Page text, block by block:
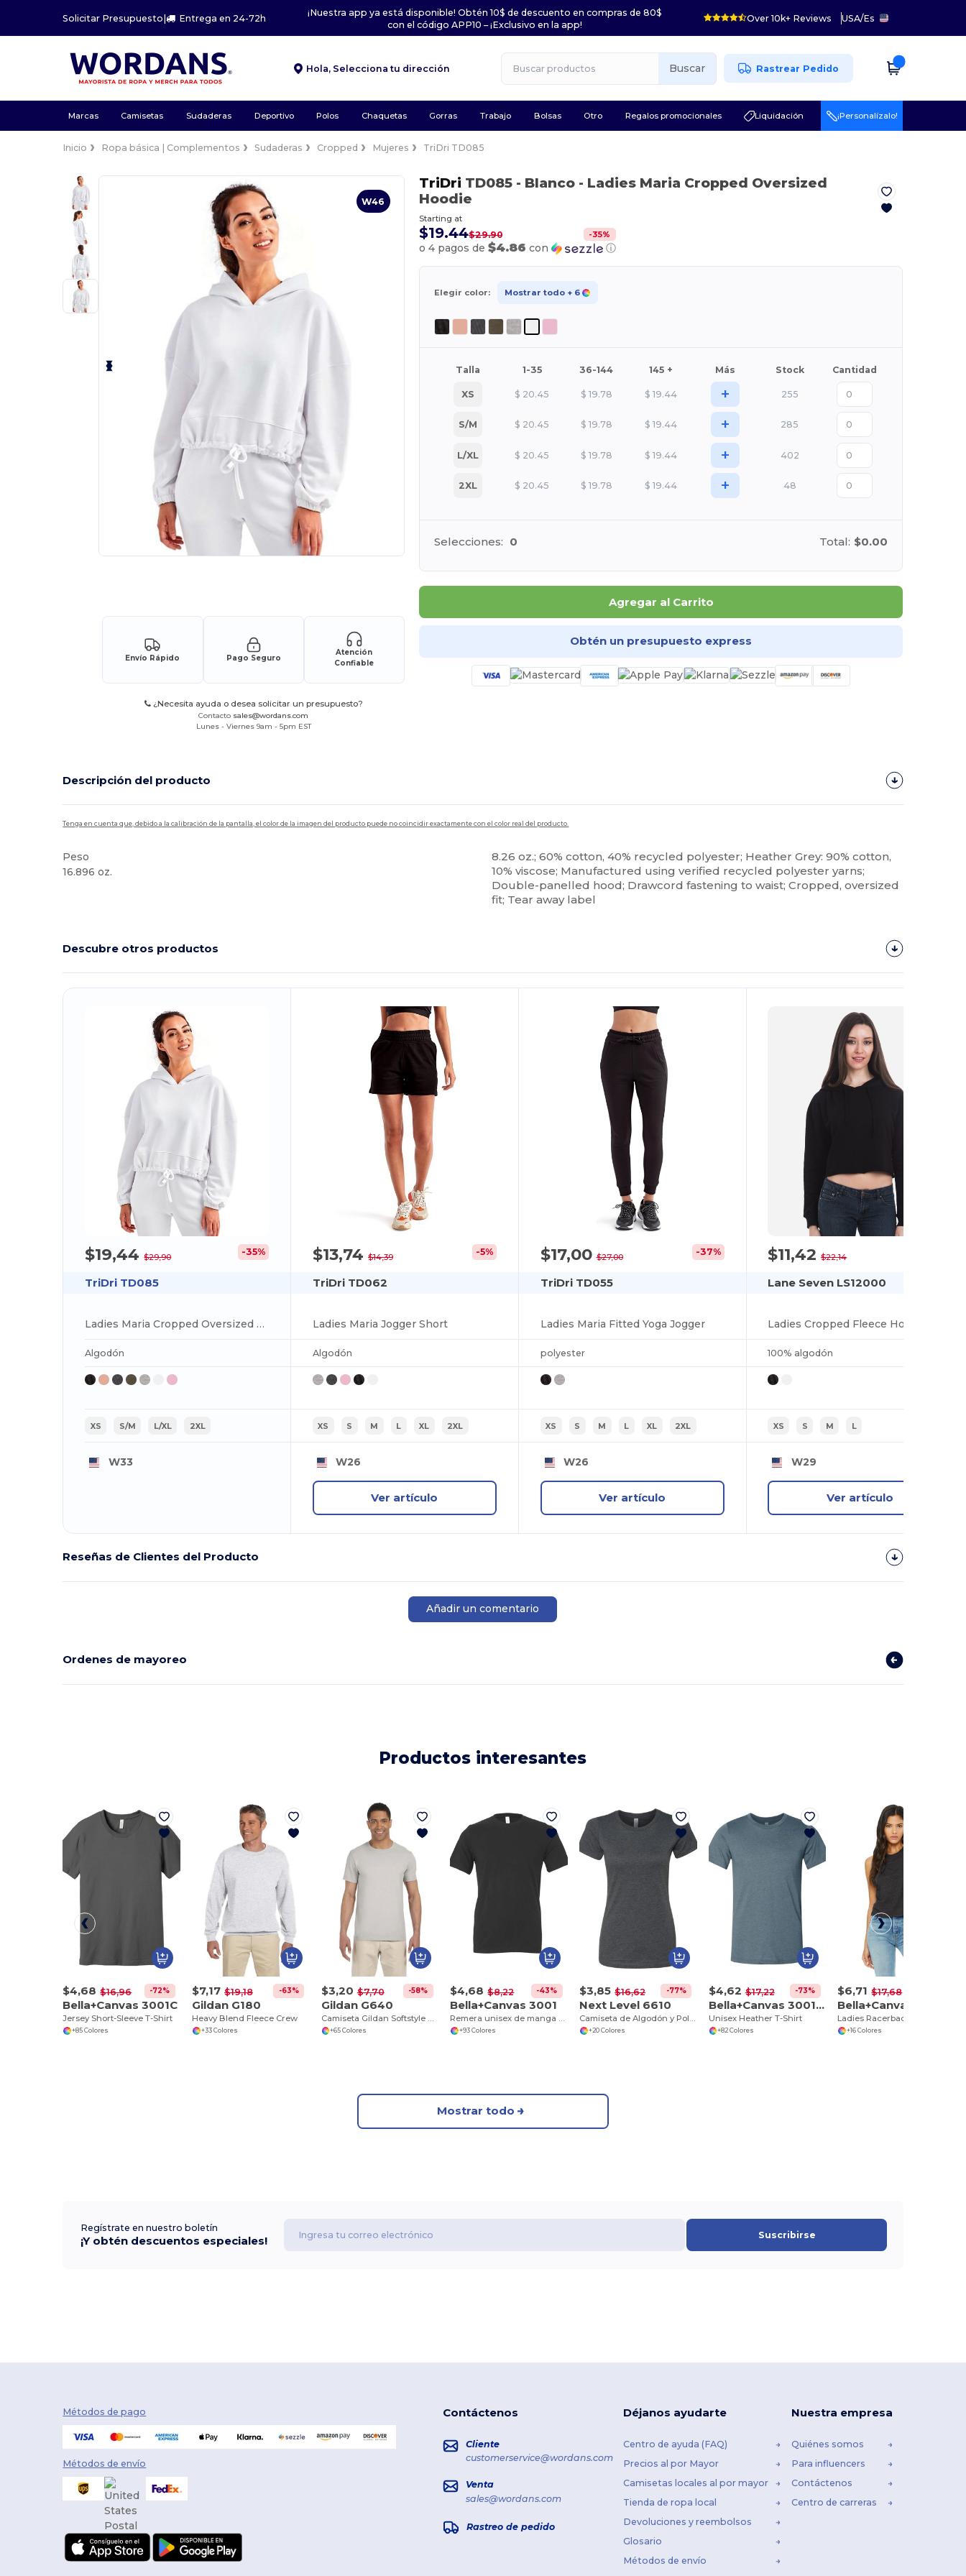
Solicitar Presupuesto| Entrega en 24-72h
¡Nuestra app ya está disponible! Obtén 10$ de descuento en compras de 80$
con el código APP10 – ¡Exclusivo en la app!
Over 10k+ Reviews USA/Es
Hola, Selecciona tu dirección Buscar Rastrear Pedido
Marcas Camisetas Sudaderas Deportivo Polos Chaquetas Gorras Trabajo Bolsas Otro Regalos promocionales Liquidación ¡Personalízalo!
Inicio Ropa básica | Complementos Sudaderas Cropped Mujeres TriDri TD085
W46
Envío Rápido Pago Seguro
Atención
Confiable
¿Necesita ayuda o desea solicitar un presupuesto?
Contacto sales@wordans.com
Lunes - Viernes 9am - 5pm EST
TriDri TD085 - Blanco- Ladies Maria Cropped Oversized
Hoodie
Starting at
$19.44$29.90 -35%
o 4 pagos de $4.86 con ⓘ
Elegir color: Mostrar todo + 6
Talla 1-35 36-144 145 + Más Stock Cantidad
XS $ 20.45 $ 19.78 $ 19.44 + 255
S/M $ 20.45 $ 19.78 $ 19.44 + 285
L/XL $ 20.45 $ 19.78 $ 19.44 + 402
2XL $ 20.45 $ 19.78 $ 19.44 + 48
Selecciones: 0 Total: $0.00
Agregar al Carrito
Obtén un presupuesto express
Descripción del producto
Tenga en cuenta que, debido a la calibración de la pantalla, el color de la imagen del producto puede no coincidir exactamente con el color real del producto.
Peso
16.896 oz.
8.26 oz.; 60% cotton, 40% recycled polyester; Heather Grey: 90% cotton,
10% viscose; Manufactured using verified recycled polyester yarns;
Double-panelled hood; Drawcord fastening to waist; Cropped, oversized
fit; Tear away label
Descubre otros productos
$19,44$29,90 -35%
TriDri TD085
Ladies Maria Cropped Oversized Hoodie
Algodón
XS S/M L/XL 2XL
W33
$13,74 $14,39 -5%
TriDri TD062
Ladies Maria Jogger Short
Algodón
XS S M L XL 2XL
W26
Ver artículo
$17,00$27,00 -37%
TriDri TD055
Ladies Maria Fitted Yoga Jogger
polyester
XS S M L XL 2XL
W26
Ver artículo
$11,42$22,14
Lane Seven LS12000
Ladies Cropped Fleece Hoodie
100% algodón
XS S M L
W29
Ver artículo
Reseñas de Clientes del Producto
Añadir un comentario
Ordenes de mayoreo
Productos interesantes
$4,68 $16,96 -72%
Bella+Canvas 3001C
Jersey Short-Sleeve T-Shirt
+85 Colores
$7,17 $19,18 -63%
Gildan G180
Heavy Blend Fleece Crew
+33 Colores
$3,20 $7,70 -58%
Gildan G640
Camiseta Gildan Softstyle de Algodón Suave
+65 Colores
$4,68 $8,22 -43%
Bella+Canvas 3001
Remera unisex de manga corta Jersey
+93 Colores
$3,85 $16,62 -77%
Next Level 6610
Camiseta de Algodón y Poliéster Premium
+20 Colores
$4,62 $17,22 -73%
Bella+Canvas 3001CVC
Unisex Heather T-Shirt
+82 Colores
$6,71 $17,68
Bella+Canvas 6682
+16 Colores
Mostrar todo
Regístrate en nuestro boletín
¡Y obtén descuentos especiales! Suscribirse
Métodos de pago
Métodos de envío
Contáctenos
Cliente
customerservice@wordans.com
Venta
sales@wordans.com
Rastreo de pedido
Déjanos ayudarte
Centro de ayuda (FAQ)
Precios al por Mayor
Camisetas locales al por mayor
Tienda de ropa local
Devoluciones y reembolsos
Glosario
Métodos de envío
Nuestra empresa
Quiénes somos
Para influencers
Contáctenos
Centro de carreras